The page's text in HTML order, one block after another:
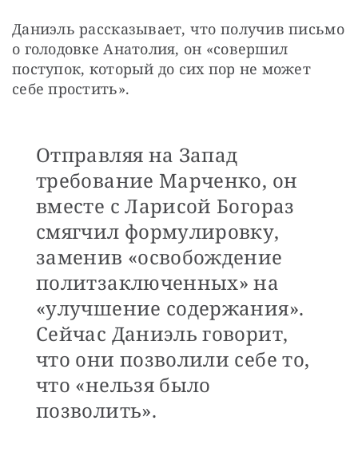
Даниэль рассказывает, что получив письмо
о голодовке Анатолия, он «совершил
поступок, который до сих пор не может
себе простить».
Отправляя на Запад
требование Марченко, он
вместе с Ларисой Богораз
смягчил формулировку,
заменив «освобождение
политзаключенных» на
«улучшение содержания».
Сейчас Даниэль говорит,
что они позволили себе то,
что «нельзя было
позволить».